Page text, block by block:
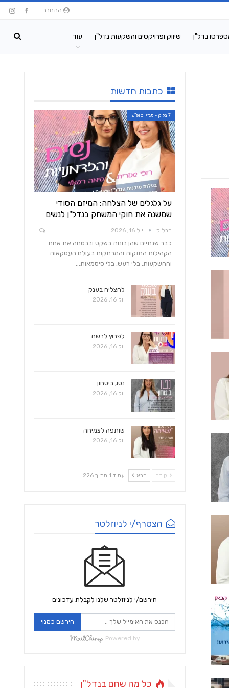
התחבר
נדל"ן שיווק ופרויקטים והשקעות נדל"ן עוד
כתבות חדשות
7 בלוק - מגזין סופ"ש
על גלגלים של הצלחה: המיזם הסודי
שמשנה את חוקי המשחק בנדל"ן לנשים
הבלוק יול 16, 2026
כבר שנתיים שהן בונות בשקט ובבטחה את אחת
הקהילות החזקות והמרתקות בעולם העסקאות
וההשקעות. בלי רעש, בלי סיסמאות…
להצליח בענק
יול 16, 2026
לפרוץ לרשת
יול 16, 2026
נטו, ביטחון
יול 16, 2026
שותפה לצמיחה
יול 16, 2026
קודם הבא עמוד 1 מתוך 226
הצטרף/י לניוזלטר
הירשם/י לניוזלטר שלנו לקבלת עדכונים
הירשם כמנוי
Powered by
כל מה שחם בנדל"ן